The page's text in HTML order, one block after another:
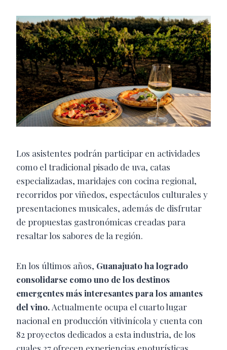
Los asistentes podrán participar en actividades
como el tradicional pisado de uva, catas
especializadas, maridajes con cocina regional,
recorridos por viñedos, espectáculos culturales y
presentaciones musicales, además de disfrutar
de propuestas gastronómicas creadas para
resaltar los sabores de la región.
En los últimos años, Guanajuato ha logrado
consolidarse como uno de los destinos
emergentes más interesantes para los amantes
del vino. Actualmente ocupa el cuarto lugar
nacional en producción vitivinícola y cuenta con
82 proyectos dedicados a esta industria, de los